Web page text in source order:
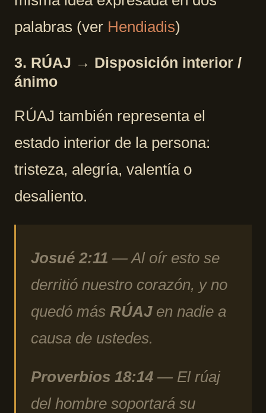
palabras (ver Hendiadis)
3. RÚAJ → Disposición interior /
ánimo
RÚAJ también representa el
estado interior de la persona:
tristeza, alegría, valentía o
desaliento.
Josué 2:11 — Al oír esto se
derritió nuestro corazón, y no
quedó más RÚAJen nadie a
causa de ustedes.
Proverbios 18:14 — El rúaj
del hombre soportará su